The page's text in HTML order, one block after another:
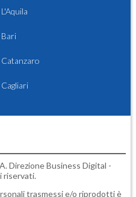
L'Aquila
Bari
Catanzaro
Cagliari
Direzione Business Digital -
riservati.
trasmessi e/o riprodotti è